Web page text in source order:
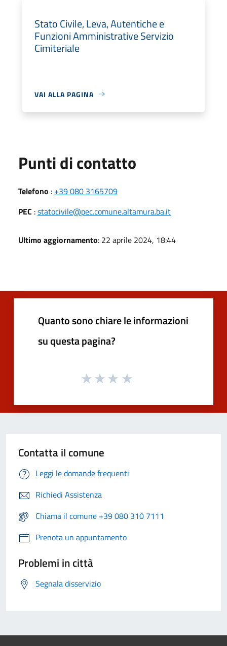
Stato Civile, Leva, Autentiche e
Funzioni Amministrative Servizio
Cimiteriale
VAI ALLA PAGINA
Punti di contatto
Telefono : +39 080 3165709
PEC :statocivile@pec.comune.altamura.ba.it
Ultimo aggiornamento: 22 aprile 2024, 18:44
Quanto sono chiare le informazioni
su questa pagina?
Contatta il comune
Leggi le domande frequenti
Richiedi Assistenza
Chiama il comune +39 080 310 7111
Prenota un appuntamento
Problemi in città
Segnala disservizio